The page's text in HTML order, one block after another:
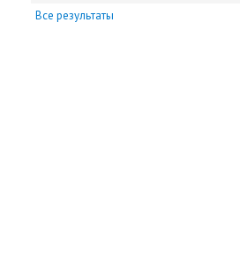
Все результаты